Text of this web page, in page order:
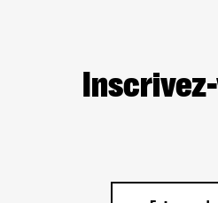
OU
CULTURELS